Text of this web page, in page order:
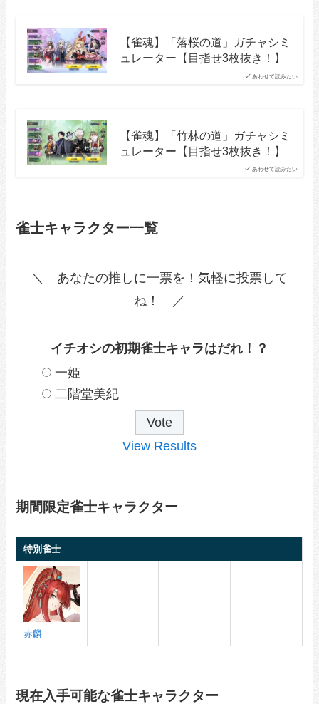
あわせて読みたい
【雀魂】「落桜の道」ガチャシミ
ュレーター【目指せ3枚抜き！】
あわせて読みたい
【雀魂】「竹林の道」ガチャシミ
ュレーター【目指せ3枚抜き！】
雀士キャラクター一覧
＼ あなたの推しに一票を！気軽に投票して
ね！ ／
イチオシの初期雀士キャラはだれ！？
一姫
二階堂美紀
View Results
期間限定雀士キャラクター
特別雀士
赤麟
現在入手可能な雀士キャラクター